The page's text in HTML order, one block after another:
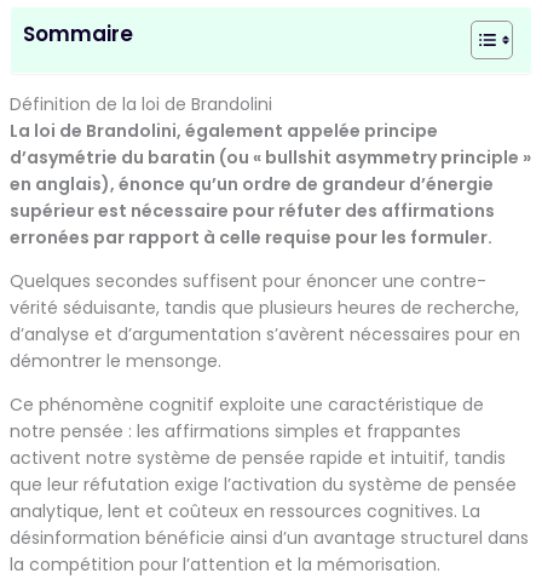
Sommaire
Définition de la loi de Brandolini
La loi de Brandolini, également appelée principe
d’asymétrie du baratin (ou « bullshit asymmetry principle »
en anglais), énonce qu’un ordre de grandeur d’énergie
supérieur est nécessaire pour réfuter des affirmations
erronées par rapport à celle requise pour les formuler.
Quelques secondes suffisent pour énoncer une contre-
vérité séduisante, tandis que plusieurs heures de recherche,
d’analyse et d’argumentation s’avèrent nécessaires pour en
démontrer le mensonge.
Ce phénomène cognitif exploite une caractéristique de
notre pensée : les affirmations simples et frappantes
activent notre système de pensée rapide et intuitif, tandis
que leur réfutation exige l’activation du système de pensée
analytique, lent et coûteux en ressources cognitives. La
désinformation bénéficie ainsi d’un avantage structurel dans
la compétition pour l’attention et la mémorisation.